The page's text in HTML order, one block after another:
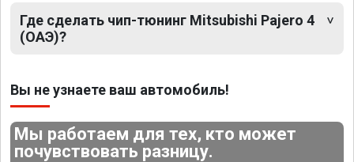
Где сделать чип-тюнинг Mitsubishi Pajero 4
(ОАЭ)?
Вы не узнаете ваш автомобиль!
Мы работаем для тех, кто может
почувствовать разницу.